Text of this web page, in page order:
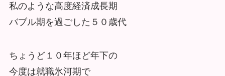
私のような高度経済成長期
バブル期を過ごした５０歳代
ちょうど１０年ほど年下の
今度は就職氷河期で